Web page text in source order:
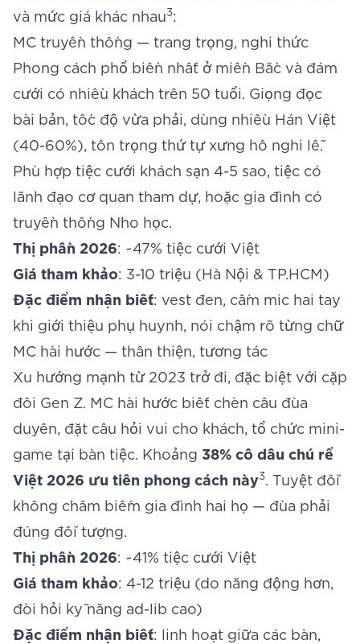
và mức giá khác nhau3:
MC truyền thống — trang trọng, nghi thức
Phong cách phổ biến nhất ở miền Bắc và đám
cưới có nhiều khách trên 50 tuổi. Giọng đọc
bài bản, tốc độ vừa phải, dùng nhiều Hán Việt
(40-60%), tôn trọng thứ tự xưng hô nghi lễ.
Phù hợp tiệc cưới khách sạn 4-5 sao, tiệc có
lãnh đạo cơ quan tham dự, hoặc gia đình có
truyền thống Nho học.
Thị phần 2026: ~47% tiệc cưới Việt
Giá tham khảo: 3-10 triệu (Hà Nội & TP.HCM)
Đặc điểm nhận biết: vest đen, cầm mic hai tay
khi giới thiệu phụ huynh, nói chậm rõ từng chữ
MC hài hước — thân thiện, tương tác
Xu hướng mạnh từ 2023 trở đi, đặc biệt với cặp
đôi Gen Z. MC hài hước biết chèn câu đùa
duyên, đặt câu hỏi vui cho khách, tổ chức mini-
game tại bàn tiệc. Khoảng 38% cô dâu chú rể
Việt 2026 ưu tiên phong cách này3. Tuyệt đối
không châm biếm gia đình hai họ — đùa phải
đúng đối tượng.
Thị phần 2026: ~41% tiệc cưới Việt
Giá tham khảo: 4-12 triệu (do năng động hơn,
đòi hỏi kỹ năng ad-lib cao)
Đặc điểm nhận biết: linh hoạt giữa các bàn,